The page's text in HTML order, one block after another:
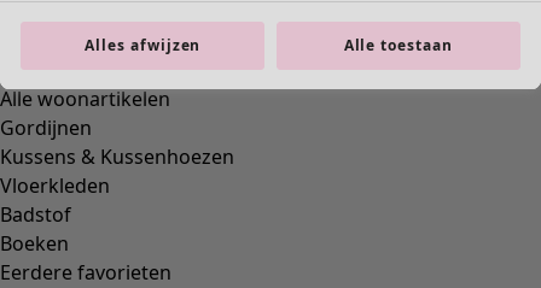
Nieuw
Alle woonartikelen
Gordijnen
Kussens & Kussenhoezen
Vloerkleden
Badstof
Boeken
Eerdere favorieten
Alles afwijzen Alle toestaan